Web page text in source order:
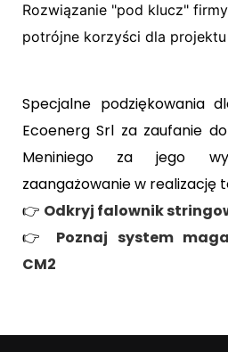
Rozwiązanie "pod klucz"
potrójne korzyści dla
Specjalne podziękowania
Ecoenerg Srl za zaufanie
Meniniego za jego
zaangażowanie w realizację
👉 Odkryj falownik
👉 Poznaj system
CM2